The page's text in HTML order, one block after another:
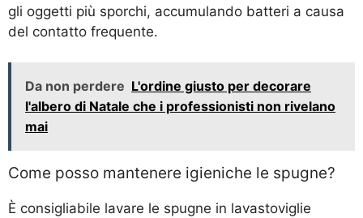
gli oggetti più sporchi, accumulando batteri a causa
del contatto frequente.
Da non perdere L'ordine giusto per decorare
l'albero di Natale che i professionisti non rivelano
mai
Come posso mantenere igieniche le spugne?
È consigliabile lavare le spugne in lavastoviglie